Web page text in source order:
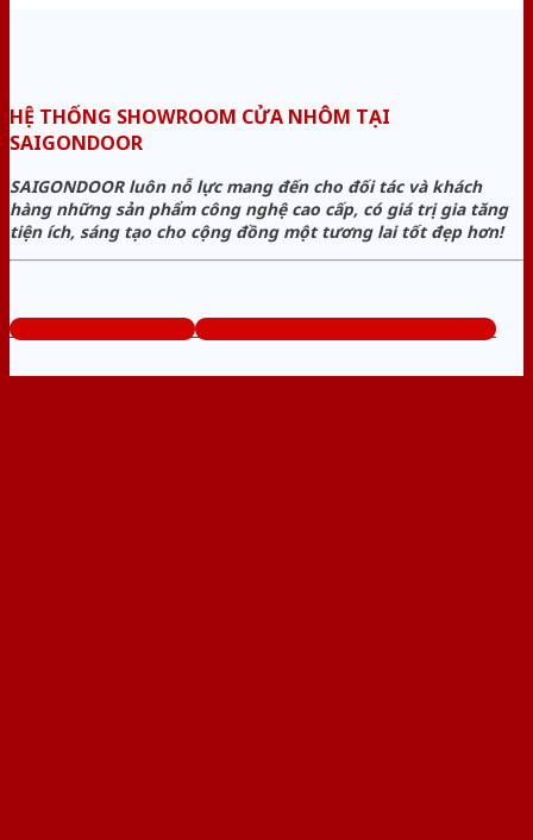
HỆ THỐNG SHOWROOM CỬA NHÔM TẠI
SAIGONDOOR
SAIGONDOOR luôn nỗ lực mang đến cho đối tác và khách
hàng những sản phẩm công nghệ cao cấp, có giá trị gia tăng
tiện ích, sáng tạo cho cộng đồng một tương lai tốt đẹp hơn!
www.bancuanhom.com Tổng đài tư vấn miễn phí: 0824.400.400